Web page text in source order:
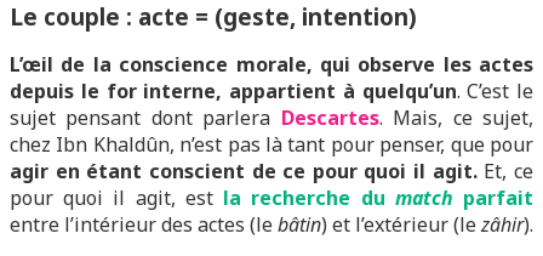
Le couple : acte = (geste, intention)
L’œil de la conscience morale, qui observe les actes
depuis le for interne, appartient à quelqu’un. C’est le
sujet pensant dont parlera Descartes. Mais, ce sujet,
chez Ibn Khaldûn, n’est pas là tant pour penser, que pour
agir en étant conscient de ce pour quoi il agit.Et, ce
pour quoi il agit, est la recherche du match parfait
entre l’intérieur des actes (lebâtin) et l’extérieur (lezâhir).